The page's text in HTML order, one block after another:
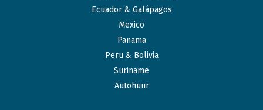
Ecuador & Galápagos
Mexico
Panama
Peru & Bolivia
Suriname
Autohuur